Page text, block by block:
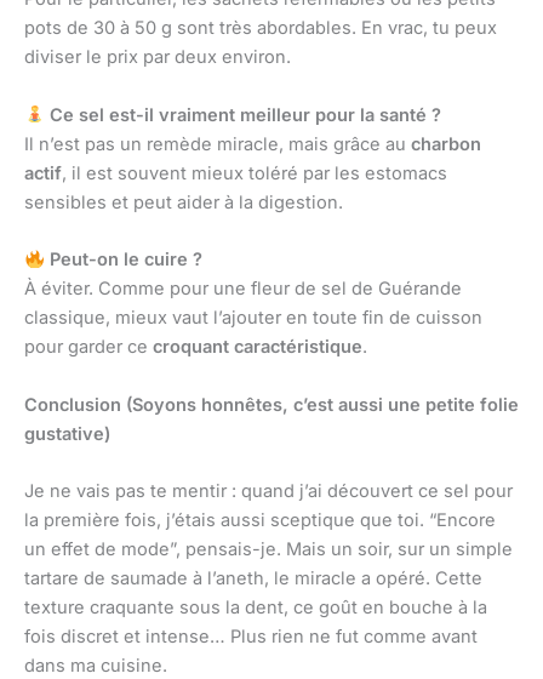
pots de 30 à 50 g sont très abordables. En vrac, tu peux
diviser le prix par deux environ.
Ce sel est-il vraiment meilleur pour la santé ?
Il n’est pas un remède miracle, mais grâce au charbon
actif, il est souvent mieux toléré par les estomacs
sensibles et peut aider à la digestion.
Peut-on le cuire ?
À éviter. Comme pour une fleur de sel de Guérande
classique, mieux vaut l’ajouter en toute fin de cuisson
pour garder ce croquant caractéristique.
Conclusion (Soyons honnêtes, c’est aussi une petite folie
gustative)
Je ne vais pas te mentir : quand j’ai découvert ce sel pour
la première fois, j’étais aussi sceptique que toi. “Encore
un effet de mode”, pensais-je. Mais un soir, sur un simple
tartare de saumade à l’aneth, le miracle a opéré. Cette
texture craquante sous la dent, ce goût en bouche à la
fois discret et intense… Plus rien ne fut comme avant
dans ma cuisine.